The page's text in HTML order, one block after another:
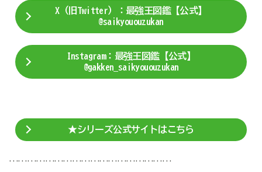
X（旧Twitter）：最強王図鑑【公式】
@saikyououzukan
Instagram：最強王図鑑【公式】
@gakken_saikyououzukan
★シリーズ公式サイトはこちら
………………………………………………